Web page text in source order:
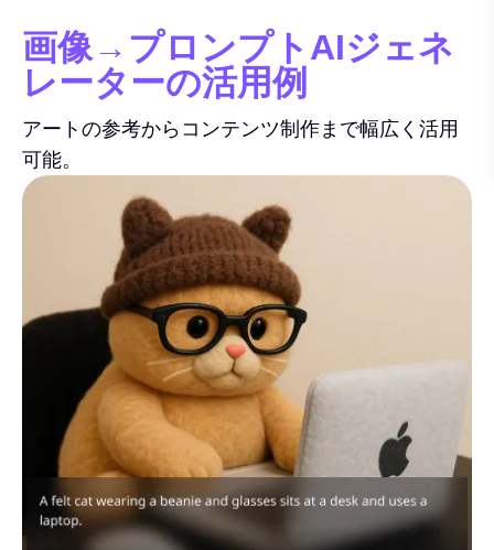
画像→プロンプトAIジェネ
レーターの活用例
アートの参考からコンテンツ制作まで幅広く活用
可能。